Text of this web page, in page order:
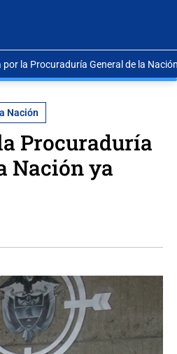
por la Procuraduría General de la
Nación
Procuraduría
Nación ya